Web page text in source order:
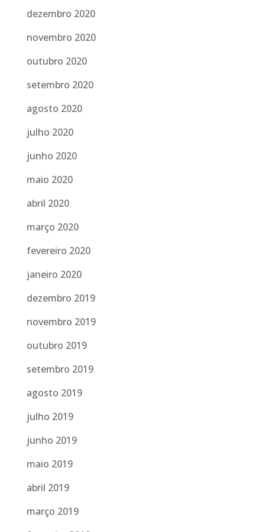
dezembro 2020
novembro 2020
outubro 2020
setembro 2020
agosto 2020
julho 2020
junho 2020
maio 2020
abril 2020
março 2020
fevereiro 2020
janeiro 2020
dezembro 2019
novembro 2019
outubro 2019
setembro 2019
agosto 2019
julho 2019
junho 2019
maio 2019
abril 2019
março 2019